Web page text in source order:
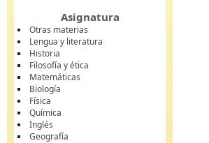
Asignatura
Otras materias
Lengua y literatura
Historia
Filosofía y ética
Matemáticas
Biología
Física
Química
Inglés
Geografía